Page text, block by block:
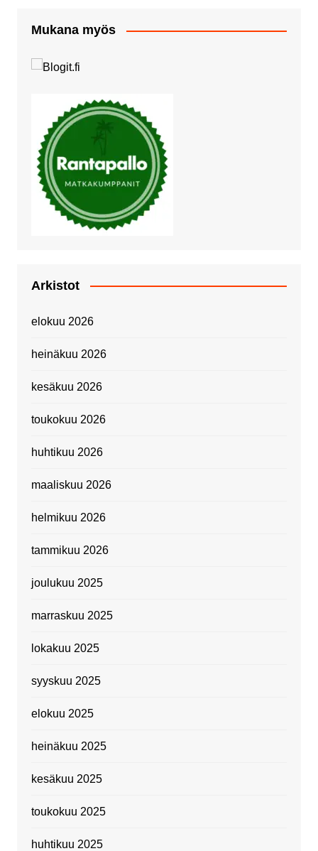
Mukana myös
Arkistot
elokuu 2026
heinäkuu 2026
kesäkuu 2026
toukokuu 2026
huhtikuu 2026
maaliskuu 2026
helmikuu 2026
tammikuu 2026
joulukuu 2025
marraskuu 2025
lokakuu 2025
syyskuu 2025
elokuu 2025
heinäkuu 2025
kesäkuu 2025
toukokuu 2025
huhtikuu 2025